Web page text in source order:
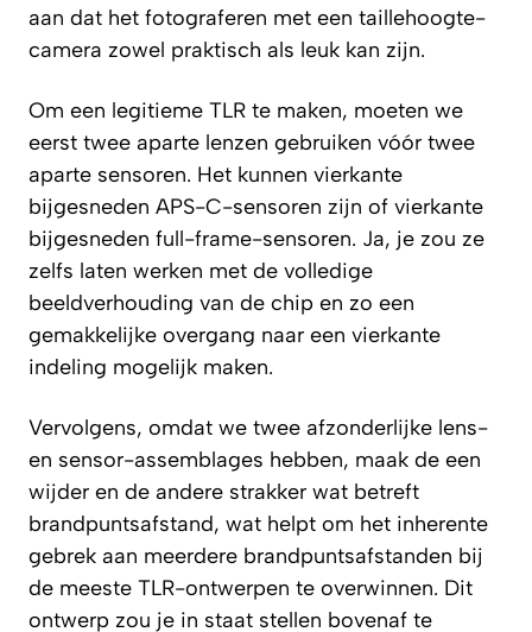
aan dat het fotograferen met een taillehoogte-
camera zowel praktisch als leuk kan zijn.
Om een legitieme TLR te maken, moeten we
eerst twee aparte lenzen gebruiken vóór twee
aparte sensoren. Het kunnen vierkante
bijgesneden APS-C-sensoren zijn of vierkante
bijgesneden full-frame-sensoren. Ja, je zou ze
zelfs laten werken met de volledige
beeldverhouding van de chip en zo een
gemakkelijke overgang naar een vierkante
indeling mogelijk maken.
Vervolgens, omdat we twee afzonderlijke lens-
en sensor-assemblages hebben, maak de een
wijder en de andere strakker wat betreft
brandpuntsafstand, wat helpt om het inherente
gebrek aan meerdere brandpuntsafstanden bij
de meeste TLR-ontwerpen te overwinnen. Dit
ontwerp zou je in staat stellen bovenaf te